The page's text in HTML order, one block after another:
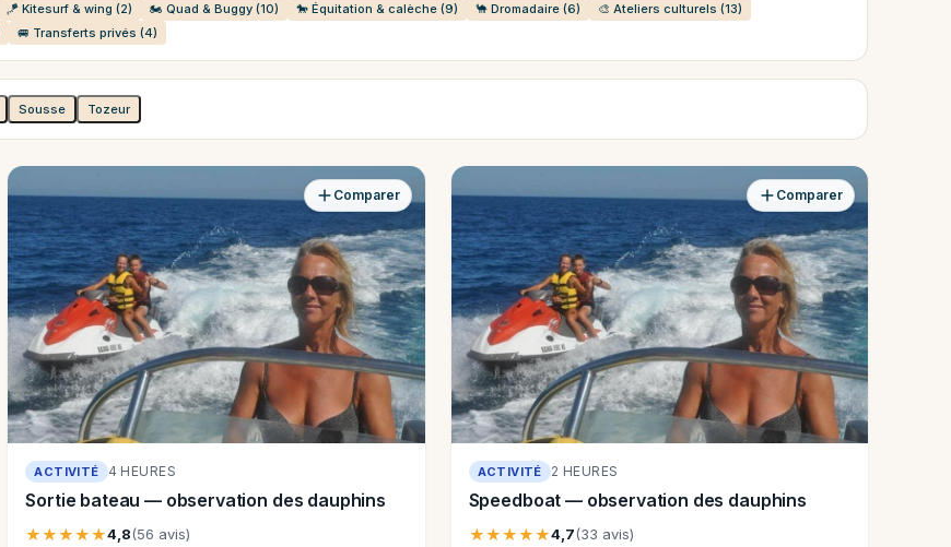
🪁 Kitesurf & wing (2) 🏍️ Quad & Buggy (10) 🐎 Équitation & calèche (9) 🐪 Dromadaire (6)
🎨 Ateliers culturels (13)
🚐 Transferts privés (4)
Sousse Tozeur
ACTIVITÉ 4 HEURES
Sortie bateau — observation des dauphins
★★★★★4,8(56 avis)
Comparer
ACTIVITÉ 2 HEURES
Speedboat — observation des dauphins
★★★★★4,7(33 avis)
Comparer